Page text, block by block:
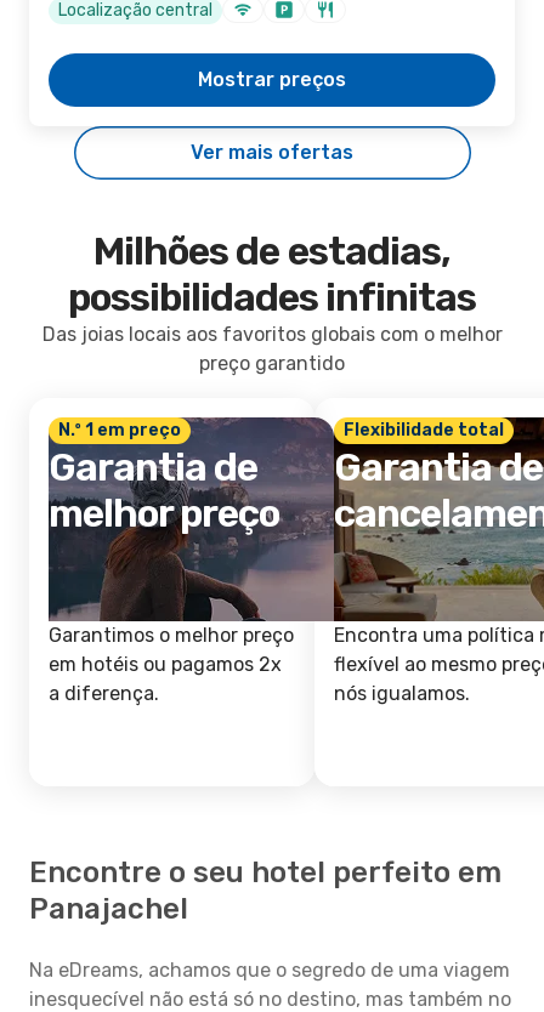
Localização central
Mostrar preços
Ver mais ofertas
Milhões de estadias,
possibilidades infinitas
Das joias locais aos favoritos globais com o melhor
preço garantido
N.º 1 em preço
Garantia de
melhor preço
Garantimos o melhor preço
em hotéis ou pagamos 2x
a diferença.
Flexibilidade total
Garantia de
Encontra uma política
flexível ao mesmo
nós igualamos.
Encontre o seu hotel perfeito em
Panajachel
Na eDreams, achamos que o segredo de uma viagem
inesquecível não está só no destino, mas também no